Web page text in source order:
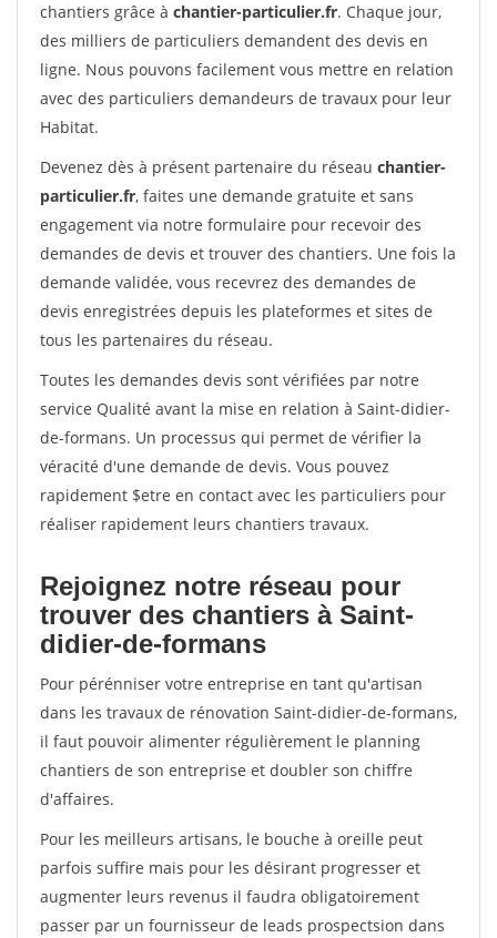
chantiers grâce à chantier-particulier.fr. Chaque jour,
des milliers de particuliers demandent des devis en
ligne. Nous pouvons facilement vous mettre en relation
avec des particuliers demandeurs de travaux pour leur
Habitat.
Devenez dès à présent partenaire du réseau chantier-
particulier.fr, faites une demande gratuite et sans
engagement via notre formulaire pour recevoir des
demandes de devis et trouver des chantiers. Une fois la
demande validée, vous recevrez des demandes de
devis enregistrées depuis les plateformes et sites de
tous les partenaires du réseau.
Toutes les demandes devis sont vérifiées par notre
service Qualité avant la mise en relation à Saint-didier-
de-formans. Un processus qui permet de vérifier la
véracité d'une demande de devis. Vous pouvez
rapidement $etre en contact avec les particuliers pour
réaliser rapidement leurs chantiers travaux.
Rejoignez notre réseau pour
trouver des chantiers à Saint-
didier-de-formans
Pour pérénniser votre entreprise en tant qu'artisan
dans les travaux de rénovation Saint-didier-de-formans,
il faut pouvoir alimenter régulièrement le planning
chantiers de son entreprise et doubler son chiffre
d'affaires.
Pour les meilleurs artisans, le bouche à oreille peut
parfois suffire mais pour les désirant progresser et
augmenter leurs revenus il faudra obligatoirement
passer par un fournisseur de leads prospectsion dans